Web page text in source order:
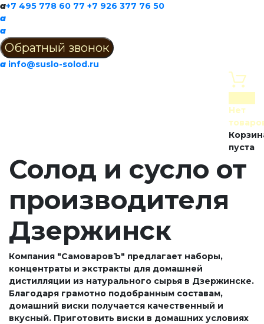
a+7 495 778 60 77 +7 926 377 76 50
a
a
a info@suslo-solod.ru
Нет
пуста
Солод и сусло от
производителя
Дзержинск
Компания "СамоваровЪ" предлагает наборы,
концентраты и экстракты для домашней
дистилляции из натурального сырья в Дзержинске.
Благодаря грамотно подобранным составам,
домашний виски получается качественный и
вкусный. Приготовить виски в домашних условиях